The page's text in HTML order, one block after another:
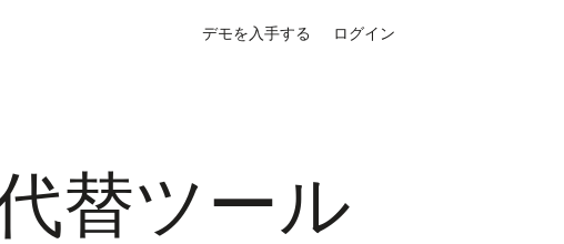
デモを入手する ログイン
替ツール